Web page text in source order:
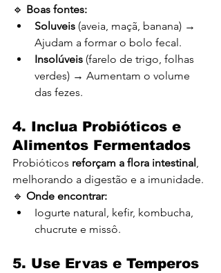
🔹 Boas fontes:
Soluveis (aveia, maçã, banana) →
Ajudam a formar o bolo fecal.
Insolúveis (farelo de trigo, folhas
verdes) → Aumentam o volume
das fezes.
4. Inclua Probióticos e
Alimentos Fermentados
Probióticos reforçam a flora intestinal
melhorando a digestão e a imunidade.
🔹 Onde encontrar:
Iogurte natural, kefir, kombucha,
chucrute e missô.
5. Use Ervas e Temperos